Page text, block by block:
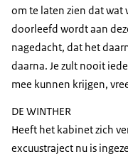
om te laten zien dat wat
doorleefd wordt aan
nagedacht, dat het
daarna. Je zult nooit
mee kunnen krijgen,
DE WINTHER
Heeft het kabinet zich
excuustraject nu is